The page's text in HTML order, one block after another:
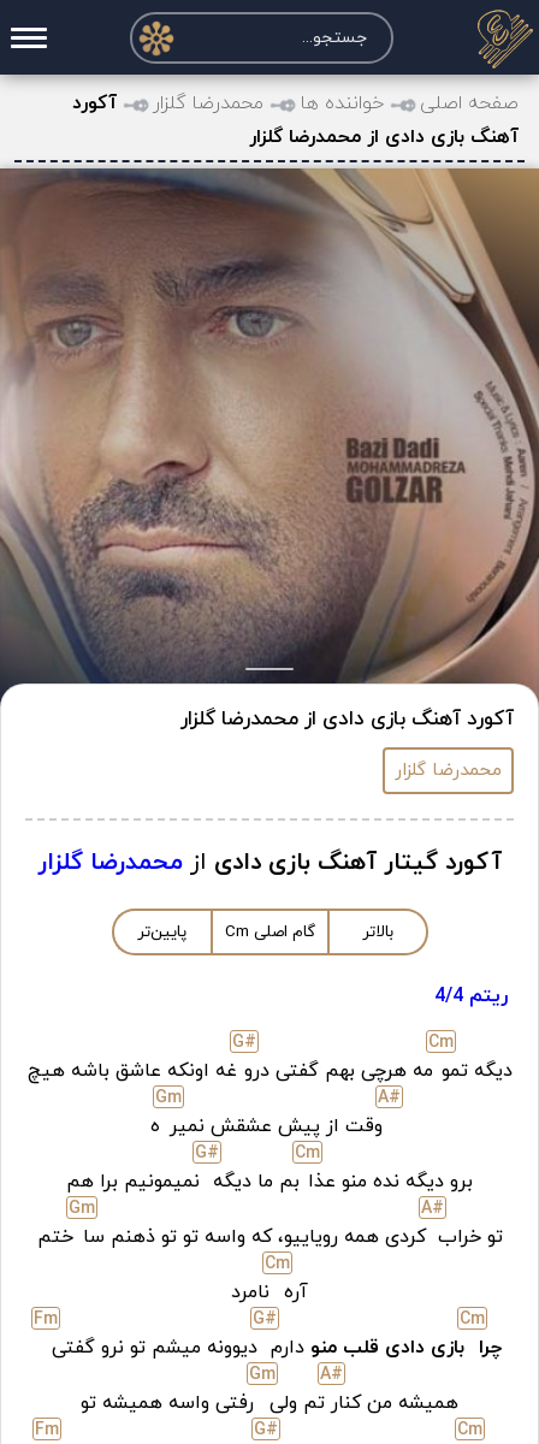
صفحه اصلی
درخواست آکورد
نت و تبلچر
تماس با ما
حساب کاربری
صفحه اصلی خواننده ها محمدرضا گلزار
آکورد
آهنگ بازی دادی از محمدرضا گلزار
آکورد آهنگ بازی دادی از محمدرضا گلزار
محمدرضا گلزار
آکورد گیتار آهنگ بازی دادی از محمدرضا گلزار
بالاتر گام اصلی Cm پایین‌تر
ریتم 4/4
دیگه تمو
Cm
مه هرچی بهم گفتی درو
G#
غه اونکه عاشق باشه هیچ
A#
وقت از پیش عشقش نمیر
Gm
ه
برو دیگه نده منو عذا
Cm
بم ما دیگه
G#
نمیمونیم برا هم
تو خراب
A#
کردی همه رویاییو، که واسه تو تو ذهنم سا
Gm
ختم
آره
Cm
نامرد
چرا
Cm
بازی دادی قلب منو دارم
G#
دیوونه میشم تو نرو گفتی
Fm
همیشه من کنار
A#
تم ولی
Gm
رفتی واسه همیشه تو
Cm
G#
Fm